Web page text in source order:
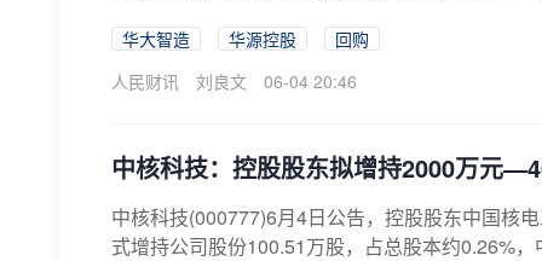
华大智造 华源控股
回购
人民财讯
刘良文 06-04 20:46
中核科技：控股股东拟增持2000万元
中核科技(000777)6月4日公告，控股股东中国核
式增持公司股份100.51万股，占总股本约0.26%